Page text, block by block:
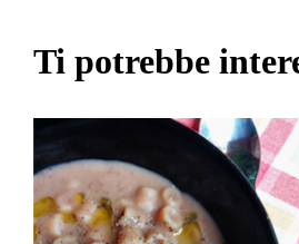
Ti potrebbe